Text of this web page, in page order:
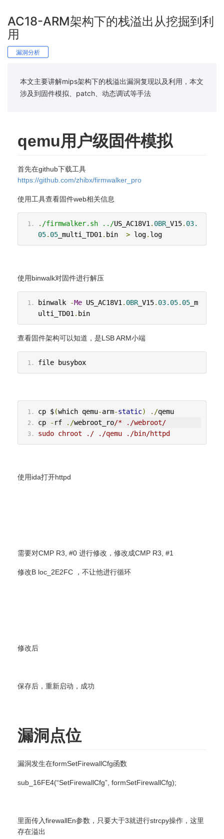
AC18-ARM架构下的栈溢出从挖掘到利
用
漏洞分析
本文主要讲解mips架构下的栈溢出漏洞复现以及利用，本文
涉及到固件模拟、patch、动态调试等手法
qemu用户级固件模拟
首先在github下载工具
https://github.com/zhibx/firmwalker_pro
使用工具查看固件web相关信息
. /firmwalker.sh ../US_AC18V1. 0BR_V15. 03.
05. 05_multi_TD01. bin > log. log
使用binwalk对固件进行解压
binwalk -Me US_AC18V1. 0BR_V15. 03.05. 05_m
ulti_TD01. bin
查看固件架构可以知道，是LSB ARM小端
file busybox
cp $(which qemu-arm-static) ./qemu
cp
- rf ./webroot_ro/* ./webroot/
sudo chroot ./ ./qemu ./bin/httpd
使用ida打开httpd
需要对CMP R3, #0 进行修改，修改成CMP R3, #1
修改B loc_2E2FC ，不让他进行循环
修改后
保存后，重新启动，成功
漏洞点位
漏洞发生在formSetFirewallCfg函数
sub_16FE4(“SetFirewallCfg”, formSetFirewallCfg);
里面传入firewallEn参数，只要大于3就进行strcpy操作，这里
存在溢出